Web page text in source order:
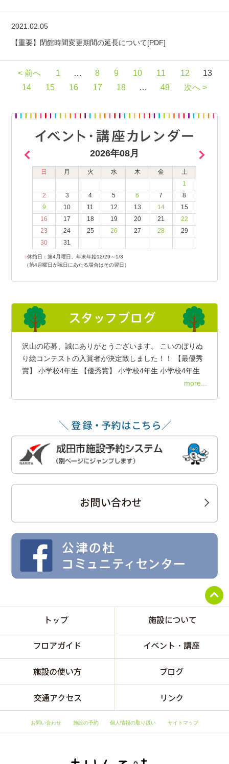
【重要】閉館時間変更期間の延長について[PDF]
2021.02.05
< 前へ 1 … 8 9 10 11 12
13
14
15 16 17 18 … 49 次へ >
2026年08月
日 月 火 水 木 金
土
1
2
3 4 5 6 7
8
9
10 11 12 13 14
15
16
17 18 19 20 21
22
23
24 25 26 27 28
29
30
31
●休館日：第4月曜日、年末年始12/29～1/3
（第4月曜日が祝日にあたる場合はその翌日）
沢山の応募、誠にありがとうございます。 こいのぼりぬ
り絵コンテストの入賞者が決定致しました！！ 【最優秀
賞】 小学校4年生 【優秀賞】 小学校4年生 小学校4年生
more...
お問い合わせ 施設の予約 個人情報の取り扱い サイトマップ